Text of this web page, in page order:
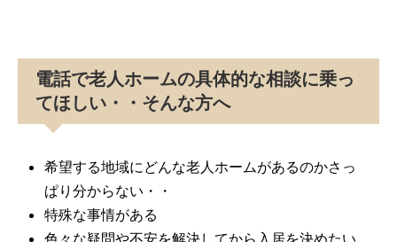
電話で老人ホームの具体的な相談に乗っ
てほしい・・そんな方へ
希望する地域にどんな老人ホームがあるのかさっ
ぱり分からない・・
特殊な事情がある